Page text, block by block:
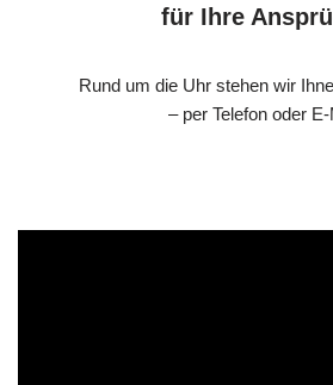
für Ihre
Rund um die Uhr stehen wir
– per Telefon oder